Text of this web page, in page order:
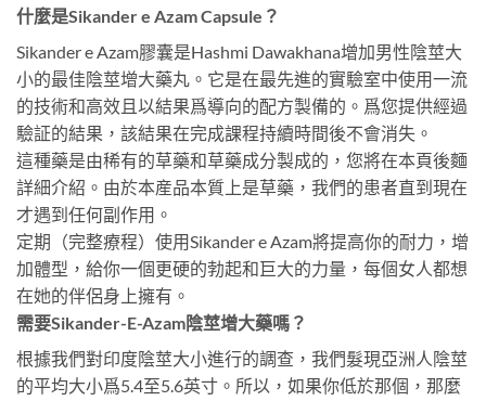
什麼是Sikander e Azam Capsule？
Sikander e Azam膠囊是Hashmi Dawakhana增加男性陰莖大
小的最佳陰莖增大藥丸。它是在最先進的實驗室中使用一流
的技術和高效且以結果爲導向的配方製備的。爲您提供經過
驗証的結果，該結果在完成課程持續時間後不會消失。
這種藥是由稀有的草藥和草藥成分製成的，您將在本頁後麵
詳細介紹。由於本産品本質上是草藥，我們的患者直到現在
才遇到任何副作用。
定期（完整療程）使用Sikander e Azam將提高你的耐力，增
加體型，給你一個更硬的勃起和巨大的力量，每個女人都想
在她的伴侶身上擁有。
需要Sikander-E-Azam陰莖增大藥嗎？
根據我們對印度陰莖大小進行的調查，我們髮現亞洲人陰莖
的平均大小爲5.4至5.6英寸。所以，如果你低於那個，那麼